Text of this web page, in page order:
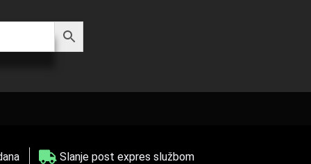
Slanje post expres službom